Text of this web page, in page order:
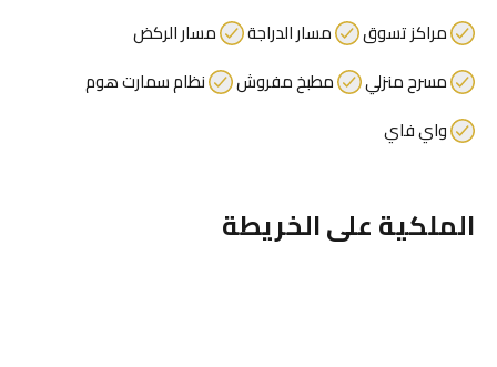
مراكز تسوق
مسار الدراجة
مسار الركض
مسرح منزلي
مطبخ مفروش
نظام سمارت هوم
واي فاي
الملكية على الخريطة